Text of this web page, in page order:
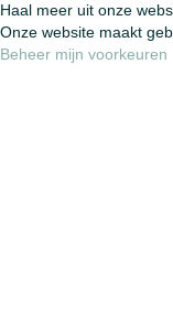
Haal meer uit onze
Onze website maakt
Beheer mijn voorkeuren